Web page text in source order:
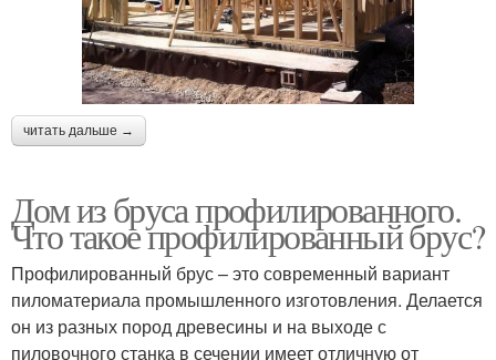
читать дальше →
Дом из бруса профилированного.
Что такое профилированный брус?
Профилированный брус – это современный вариант
пиломатериала промышленного изготовления. Делается
он из разных пород древесины и на выходе с
пиловочного станка в сечении имеет отличную от